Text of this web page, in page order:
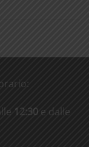
12:30 e dalle